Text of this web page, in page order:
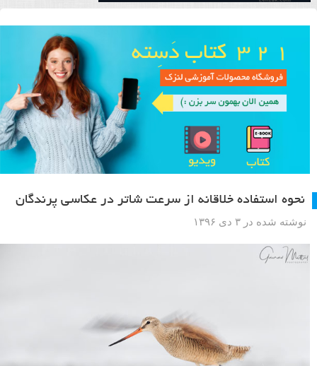
نحوه استفاده خلاقانه از سرعت شاتر در عکاسی پرندگان
نوشته شده در ۳ دی ۱۳۹۶